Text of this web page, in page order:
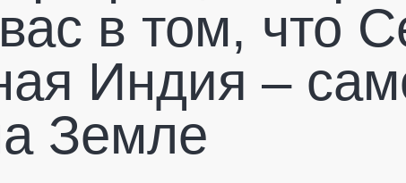
в том, что
Индия –
Земле